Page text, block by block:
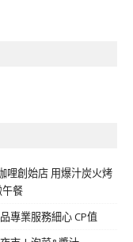
哩創始店 用爆汁炭火烤
餐
專業服務細心 CP值